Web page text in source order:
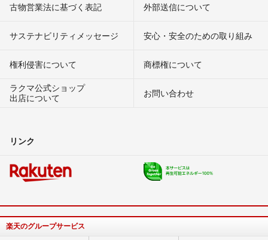
古物営業法に基づく表記 外部送信について
サステナビリティメッセージ 安心・安全のための取り組み
権利侵害について
商標権について
ラクマ公式ショップ
出店について
お問い合わせ
リンク
楽天のグループサービス